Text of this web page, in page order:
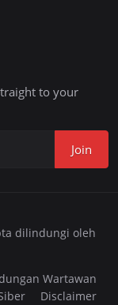
to your
Join
dilindungi oleh
Wartawan
Disclaimer